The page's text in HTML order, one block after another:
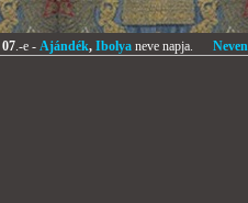
07.-e - Ajándék, Ibolyaneve napja.